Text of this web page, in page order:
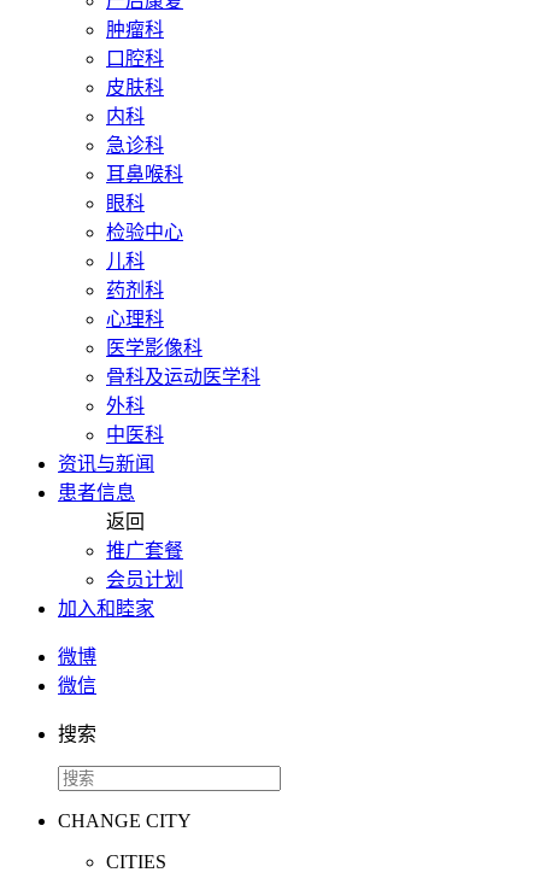
肿瘤科
口腔科
皮肤科
内科
急诊科
耳鼻喉科
眼科
检验中心
儿科
药剂科
心理科
医学影像科
骨科及运动医学科
外科
中医科
资讯与新闻
患者信息
返回
推广套餐
会员计划
加入和睦家
微博
微信
搜索
CHANGE CITY
CITIES